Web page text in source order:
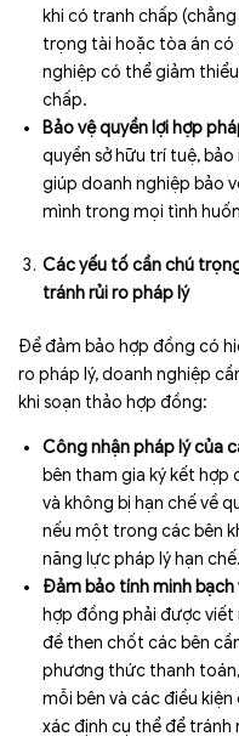
khi có tranh chấp
trọng tài hoặc tòa án
nghiệp có thể giảm
chấp.
Bảo vệ quyền lợi hợp
quyền sở hữu trí tuệ,
giúp doanh nghiệp bảo
mình trong mọi tình
Các yếu tố cần chú
tránh rủi ro pháp lý
Để đảm bảo hợp đồng có
ro pháp lý, doanh nghiệp
khi soạn thảo hợp đồng:
Công nhận pháp lý của
bên tham gia ký kết hợp
và không bị hạn chế về
nếu một trong các bên
năng lực pháp lý hạn chế.
Đảm bảo tính minh bạch
hợp đồng phải được viết
đề then chốt các bên
phương thức thanh
mỗi bên và các điều
xác định cụ thể để tránh